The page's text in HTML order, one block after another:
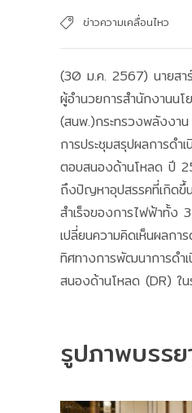
ข่าวความเคลื่อนไหว
(30 ม.ค. 2567) นายสา
ผู้อำนวยการสำนักงานนโ
(สนพ.)กระทรวงพลังงาน
การประชุมสรุปผลการดำ
ตอบสนองด้านโหลด ปี
ถึงปัญหาอุปสรรคที่เกิดขึ้
สำเร็จของการไฟฟ้าทั้ง
เปลี่ยนความคิดเห็นผลกา
ทิศทางการพัฒนาการดำ
สนองด้านโหลด (DR) ใน
รูปภาพบรร